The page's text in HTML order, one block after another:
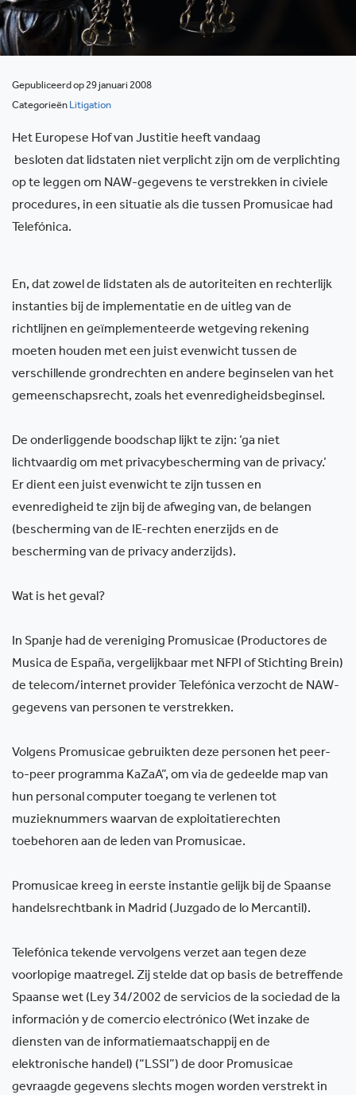
Gepubliceerd op 29 januari 2008
Categorieën Litigation
Het Europese Hof van Justitie heeft vandaag
besloten dat lidstaten niet verplicht zijn om de verplichting
op te leggen om NAW-gegevens te verstrekken in civiele
procedures, in een situatie als die tussen Promusicae had
Telefónica.
En, dat zowel de lidstaten als de autoriteiten en rechterlijk
instanties bij de implementatie en de uitleg van de
richtlijnen en geïmplementeerde wetgeving rekening
moeten houden met een juist evenwicht tussen de
verschillende grondrechten en andere beginselen van het
gemeenschapsrecht, zoals het evenredigheidsbeginsel.
De onderliggende boodschap lijkt te zijn: ‘ga niet
lichtvaardig om met privacybescherming van de privacy.’
Er dient een juist evenwicht te zijn tussen en
evenredigheid te zijn bij de afweging van, de belangen
(bescherming van de IE-rechten enerzijds en de
bescherming van de privacy anderzijds).
Wat is het geval?
In Spanje had de vereniging Promusicae (Productores de
Musica de España, vergelijkbaar met NFPI of Stichting Brein)
de telecom/internet provider Telefónica verzocht de NAW-
gegevens van personen te verstrekken.
Volgens Promusicae gebruikten deze personen het peer-
to-peer programma KaZaA”, om via de gedeelde map van
hun personal computer toegang te verlenen tot
muzieknummers waarvan de exploitatierechten
toebehoren aan de leden van Promusicae.
Promusicae kreeg in eerste instantie gelijk bij de Spaanse
handelsrechtbank in Madrid (Juzgado de lo Mercantil).
Telefónica tekende vervolgens verzet aan tegen deze
voorlopige maatregel. Zij stelde dat op basis de betreffende
Spaanse wet (Ley 34/2002 de servicios de la sociedad de la
información y de comercio electrónico (Wet inzake de
diensten van de informatiemaatschappij en de
elektronische handel) (“LSSI”) de door Promusicae
gevraagde gegevens slechts mogen worden verstrekt in